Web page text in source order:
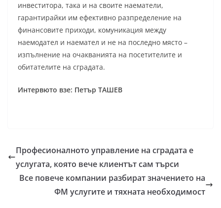
инвеститора, така и на своите наематели,
гарантирайки им ефективно разпределение на
финансовите приходи, комуникация между
наемодател и наемател и не на последно място –
изпълнение на очакванията на посетителите и
обитателите на сградата.
Интервюто взе: Петър ТАШЕВ
Професионалното управление на сградата е
услугата, която вече клиентът сам търси
Все повече компании разбират значението на
ФМ услугите и тяхната необходимост